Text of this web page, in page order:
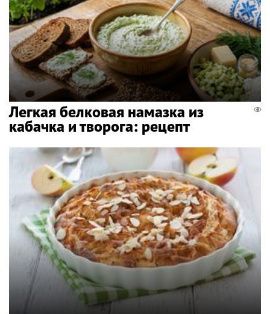
Легкая белковая намазка из
кабачка и творога: рецепт